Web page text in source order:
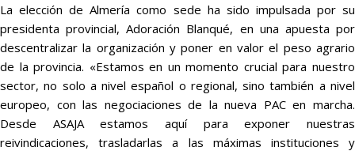
La elección de Almería como sede ha sido impulsada por su
presidenta provincial, Adoración Blanqué, en una apuesta por
descentralizar la organización y poner en valor el peso agrario
de la provincia. «Estamos en un momento crucial para nuestro
sector, no solo a nivel español o regional, sino también a nivel
europeo, con las negociaciones de la nueva PAC en marcha.
Desde ASAJA estamos aquí para exponer nuestras
reivindicaciones, trasladarlas a las máximas instituciones y